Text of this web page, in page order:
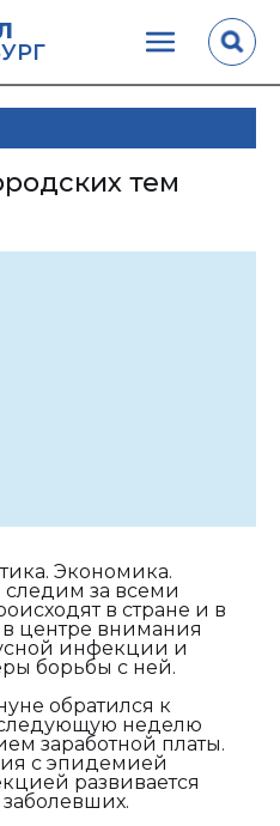
тем
Экономика.
за всеми
в стране и в
в центре внимания
инфекции и
борьбы с ней.
обратился к
неделю
заработной платы.
с эпидемией
развивается
заболевших.